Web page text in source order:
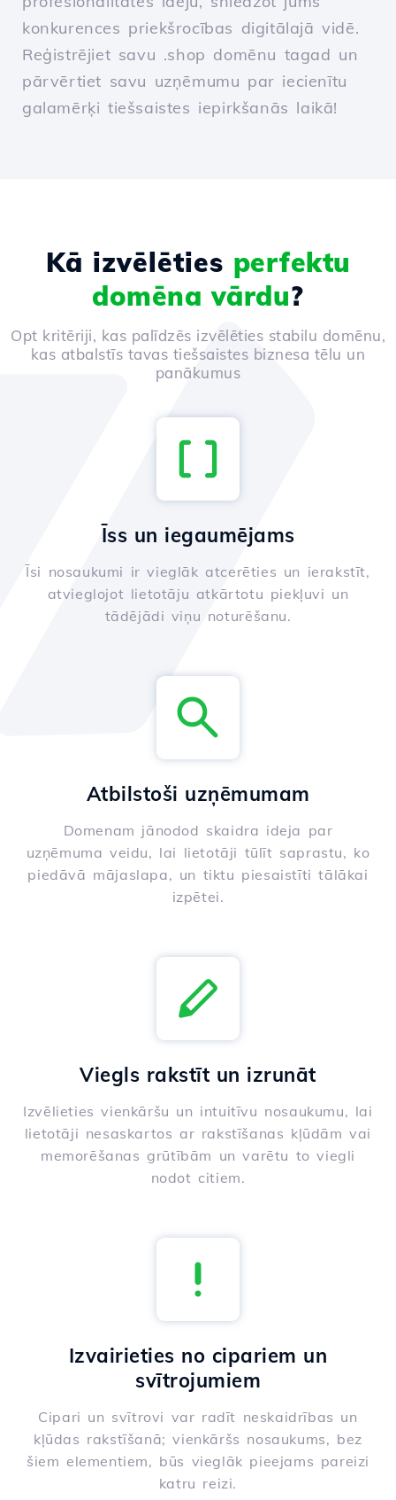
konkurences priekšrocības digitālajā vidē.
Reģistrējiet savu .shop domēnu tagad un
pārvērtiet savu uzņēmumu par iecienītu
galamērķi tiešsaistes iepirkšanās laikā!
Kā izvēlēties perfektu
domēna vārdu?
Opt kritēriji, kas palīdzēs izvēlēties stabilu domēnu,
kas atbalstīs tavas tiešsaistes biznesa tēlu un
panākumus
Īss un iegaumējams
Īsi nosaukumi ir vieglāk atcerēties un ierakstīt,
atvieglojot lietotāju atkārtotu piekļuvi un
tādējādi viņu noturēšanu.
Atbilstoši uzņēmumam
Domenam jānodod skaidra ideja par
uzņēmuma veidu, lai lietotāji tūlīt saprastu, ko
piedāvā mājaslapa, un tiktu piesaistīti tālākai
izpētei.
Viegls rakstīt un izrunāt
Izvēlieties vienkāršu un intuitīvu nosaukumu, lai
lietotāji nesaskartos ar rakstīšanas kļūdām vai
memorēšanas grūtībām un varētu to viegli
nodot citiem.
Izvairieties no cipariem un
svītrojumiem
Cipari un svītrovi var radīt neskaidrības un
kļūdas rakstīšanā; vienkāršs nosaukums, bez
šiem elementiem, būs vieglāk pieejams pareizi
katru reizi.